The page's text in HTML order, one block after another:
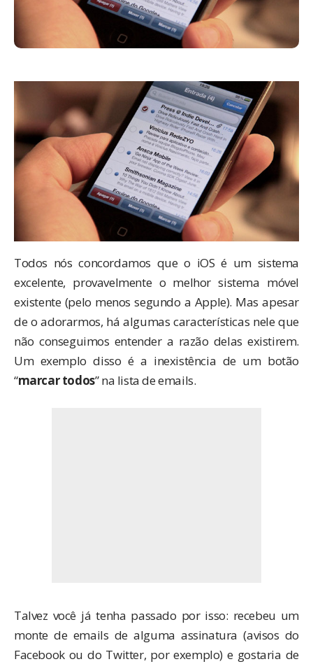
Todos nós concordamos que o iOS é um sistema
excelente, provavelmente o melhor sistema móvel
existente (pelo menos segundo a Apple). Mas apesar
de o adorarmos, há algumas características nele que
não conseguimos entender a razão delas existirem.
Um exemplo disso é a inexistência de um botão
“marcar todos” na lista de emails.
Talvez você já tenha passado por isso: recebeu um
monte de emails de alguma assinatura (avisos do
Facebook ou do Twitter, por exemplo) e gostaria de